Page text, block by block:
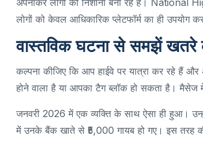
लोगों को केवल आधिकारिक प्लेटफॉर्म का ही उपयोग
वास्तविक घटना से समझें खतरे
कल्पना कीजिए कि आप हाईवे पर यात्रा कर रहे हैं
होने वाला है या आपका टैग ब्लॉक हो सकता है। मैसेज
जनवरी 2026 में एक व्यक्ति के साथ ऐसा ही हुआ।
में उनके बैंक खाते से ₹5,000 गायब हो गए। इस तरह